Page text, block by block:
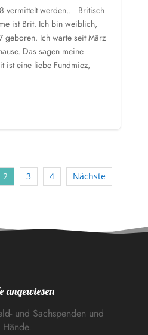
vermittelt werden.. Britisch
ist Brit. Ich bin weiblich,
geboren. Ich warte seit März
Das sagen meine
ist eine liebe Fundmiez,
2 3 4 Nächste
und Sachspenden und